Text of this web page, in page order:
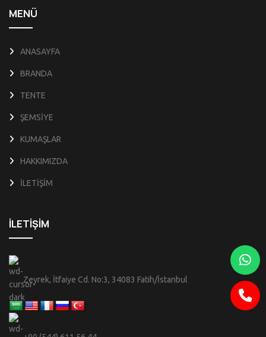
MENÜ
ANASAYFA
BRANDA
TENTE
ŞEMSİYE
KUMAŞLAR
HAKKIMIZDA
İLETİŞİM
İLETİŞİM
Zeyrek, İtfaiye Cd. No:3, 34083 Fatih/İstanbul